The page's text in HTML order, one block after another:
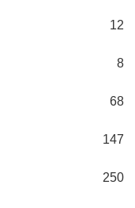
12
8
68
147
250